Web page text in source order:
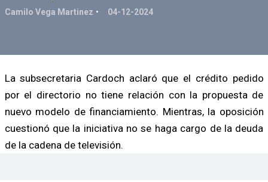
Camilo Vega Martinez 04-12-2024
La subsecretaria Cardoch aclaró que el crédito pedido
por el directorio no tiene relación con la propuesta de
nuevo modelo de financiamiento. Mientras, la oposición
cuestionó que la iniciativa no se haga cargo de la deuda
de la cadena de televisión.